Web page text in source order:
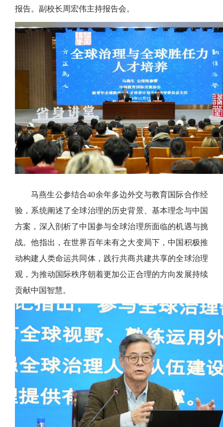
资料下载
报告。副校长周宏伟主持报告会。
马燕生公参结合40余年多边外交与教育国际合作经
验，系统阐述了全球治理的历史背景、基本理念与中国
方案，深入剖析了中国参与全球治理所面临的机遇与挑
战。他指出，在世界百年未有之大变局下，中国积极推
动构建人类命运共同体，践行共商共建共享的全球治理
观，为推动国际秩序朝着更加公正合理的方向发展持续
贡献中国智慧。